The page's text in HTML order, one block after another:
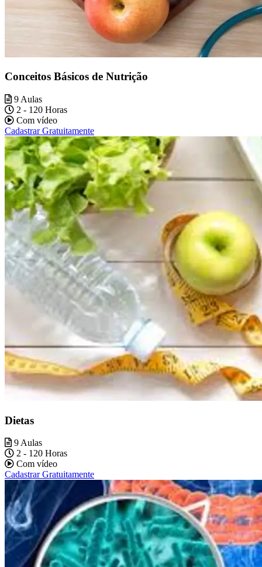
Conceitos Básicos de Nutrição
9 Aulas
2 - 120 Horas
Com vídeo
Cadastrar Gratuitamente
Dietas
9 Aulas
2 - 120 Horas
Com vídeo
Cadastrar Gratuitamente